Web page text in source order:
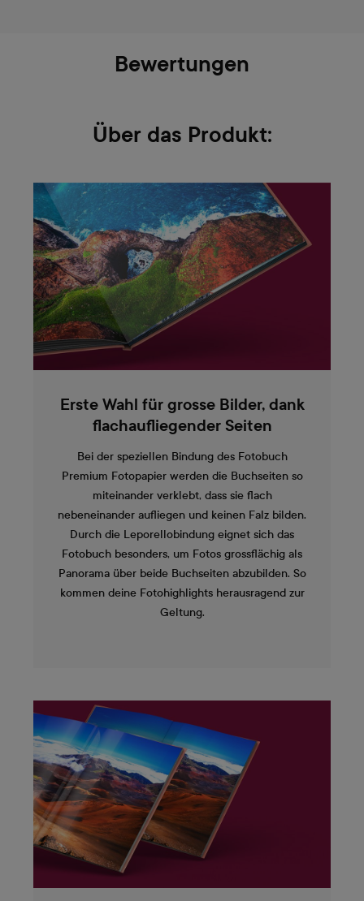
Bewertungen
Über das Produkt:
Erste Wahl für grosse Bilder, dank
flachaufliegender Seiten
Bei der speziellen Bindung des Fotobuch
Premium Fotopapier werden die Buchseiten so
miteinander verklebt, dass sie flach
nebeneinander aufliegen und keinen Falz bilden.
Durch die Leporellobindung eignet sich das
Fotobuch besonders, um Fotos grossflächig als
Panorama über beide Buchseiten abzubilden. So
kommen deine Fotohighlights herausragend zur
Geltung.